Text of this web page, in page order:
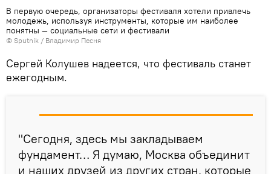
В первую очередь, организаторы фестиваля хотели привлечь
молодежь, используя инструменты, которые им наиболее
понятны — социальные сети и фестивали
© Sputnik / Владимир Песня
Сергей Колушев надеется, что фестиваль станет
ежегодным.
"Сегодня, здесь мы закладываем
фундамент… Я думаю, Москва объединит
и наших друзей из других стран, которые